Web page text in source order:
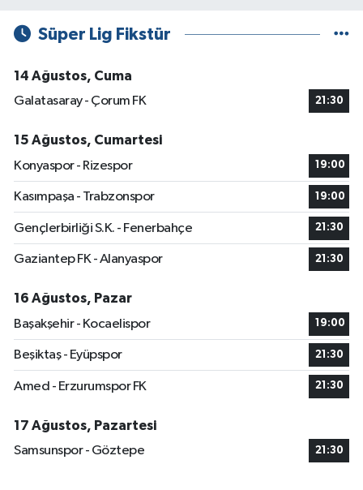
Süper Lig Fikstür
14 Ağustos, Cuma
Galatasaray - Çorum FK
21:30
15 Ağustos, Cumartesi
Konyaspor - Rizespor
19:00
Kasımpaşa - Trabzonspor 19:00
Gençlerbirliği S.K. - Fenerbahçe 21:30
Gaziantep FK - Alanyaspor 21:30
16 Ağustos, Pazar
Başakşehir - Kocaelispor
19:00
Beşiktaş - Eyüpspor 21:30
Amed - Erzurumspor FK 21:30
17 Ağustos, Pazartesi
Samsunspor - Göztepe
21:30